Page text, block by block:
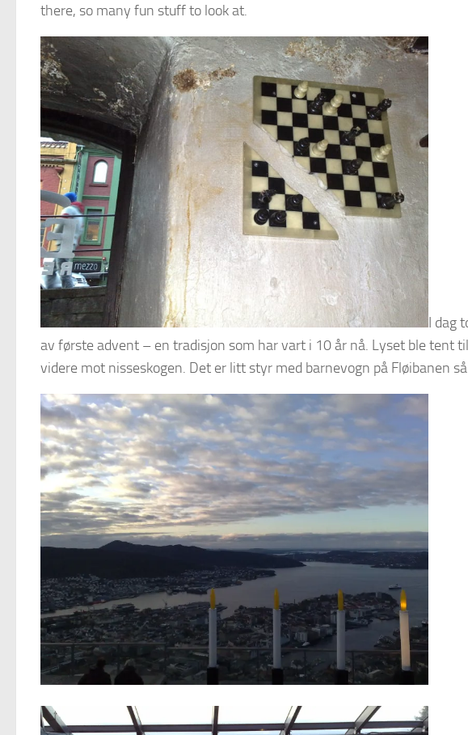
there, so many fun stuff to look at.
I dag
av første advent – en tradisjon som har vart i 10 år nå. Lyset ble tent
videre mot nisseskogen. Det er litt styr med barnevogn på Fløibanen